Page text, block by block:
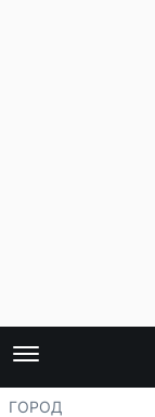
ГОРОД